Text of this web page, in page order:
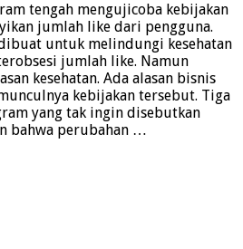
tengah mengujicoba kebijakan
jumlah like dari pengguna.
untuk melindungi kesehatan
jumlah like. Namun
kesehatan. Ada alasan bisnis
kebijakan tersebut. Tiga
yang tak ingin disebutkan
bahwa perubahan …